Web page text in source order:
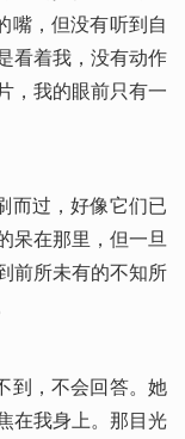
嘴，但没有听到自
看着我，没有动作
，我的眼前只有一
而过，好像它们已
呆在那里，但一旦
前所未有的不知所
到，不会回答。她
在我身上。那目光